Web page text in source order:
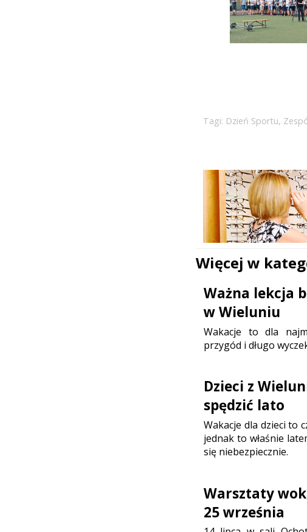
Tagi: Dzień Sportu,
Więcej w
Ważna lekcja
w Wieluniu
Wakacje to dla
przygód i długo
Dzieci z
spędzić lato
Wakacje dla dzieci to
jednak to właśnie
się niebezpiecznie.
Warsztaty
25 września